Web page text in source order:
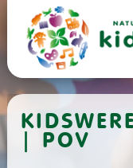
| POV